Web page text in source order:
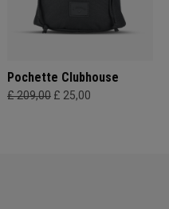
Pochette Clubhouse
£ 209,00 £ 25,00